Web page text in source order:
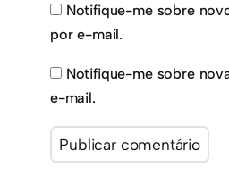
Notifique-me sobre
por e-mail.
Notifique-me sobre
e-mail.